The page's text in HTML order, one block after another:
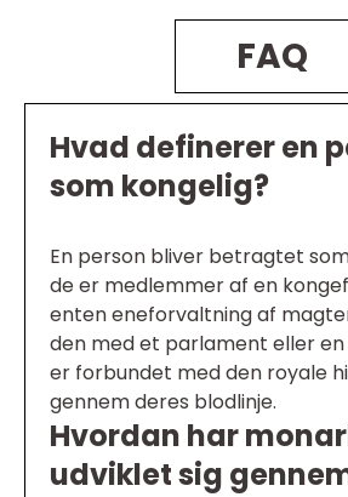
FAQ
Hvad definerer en
som kongelig?
En person bliver betragtet
de er medlemmer af en
enten eneforvaltning af
den med et parlament eller
er forbundet med den royale
gennem deres blodlinje.
Hvordan har
udviklet sig